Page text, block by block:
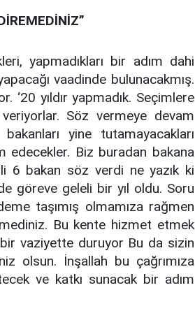
yapmadıkları bir adım dahi
vaadinde bulunacakmış.
‘20 yıldır yapmadık. Seçimlere
Söz vermeye devam
yine tutamayacakları
edecekler. Biz buradan bakana
6 bakan söz verdi ne yazık ki
göreve geleli bir yıl oldu. Soru
taşımış olmamıza rağmen
Bu kente hizmet etmek
bir vaziyette duruyor Bu da sizin
olsun. İnşallah bu çağrımıza
ve katkı sunacak bir adım